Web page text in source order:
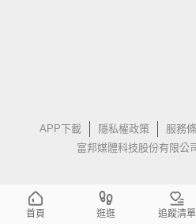
APP下載 隱私權政策 服務
富邦媒體科技股份有限公
首頁 逛逛 追蹤清單